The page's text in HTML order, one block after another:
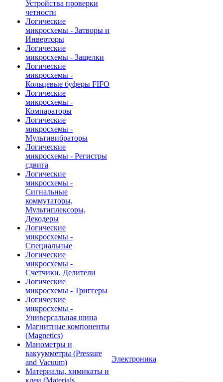
Устройства проверки
четности
Логические
микросхемы - Затворы и
Инверторы
Логические
микросхемы - Защелки
Логические
микросхемы -
Кольцевые буферы FIFO
Логические
микросхемы -
Компараторы
Логические
микросхемы -
Мультивибраторы
Логические
микросхемы - Регистры
сдвига
Логические
микросхемы -
Сигнальные
коммутаторы,
Мультиплексоры,
Декодеры
Логические
микросхемы -
Специальные
Логические
микросхемы -
Счетчики, Делители
Логические
микросхемы - Триггеры
Логические
микросхемы -
Универсальная шина
Магнитные компоненты
(Magnetics)
Манометры и
вакуумметры (Pressure
and Vacuum)
Материалы, химикаты и
клеи (Materials,
Электроника